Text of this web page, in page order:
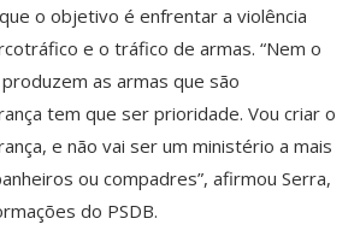
o objetivo é enfrentar a violência
e o tráfico de armas. “Nem o
produzem as armas que são
tem que ser prioridade. Vou criar o
e não vai ser um ministério a mais
ou compadres”, afirmou Serra,
do PSDB.